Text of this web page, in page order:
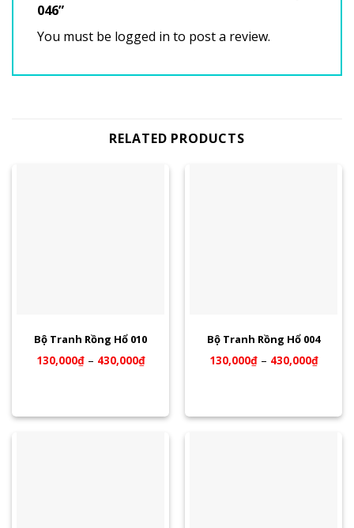
046”
You must be logged in to post a review.
RELATED PRODUCTS
Bộ Tranh Rồng Hổ 010
130,000₫– 430,000₫
Bộ Tranh Rồng Hổ 004
130,000₫– 430,000₫